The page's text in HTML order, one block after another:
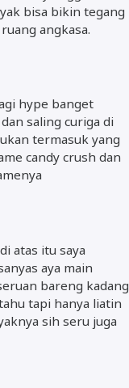
bisa bikin tegang
angkasa.
hype banget
saling curiga di
termasuk yang
candy crush dan
atas itu saya
aya main
bareng kadang
tapi hanya liatin
sih seru juga